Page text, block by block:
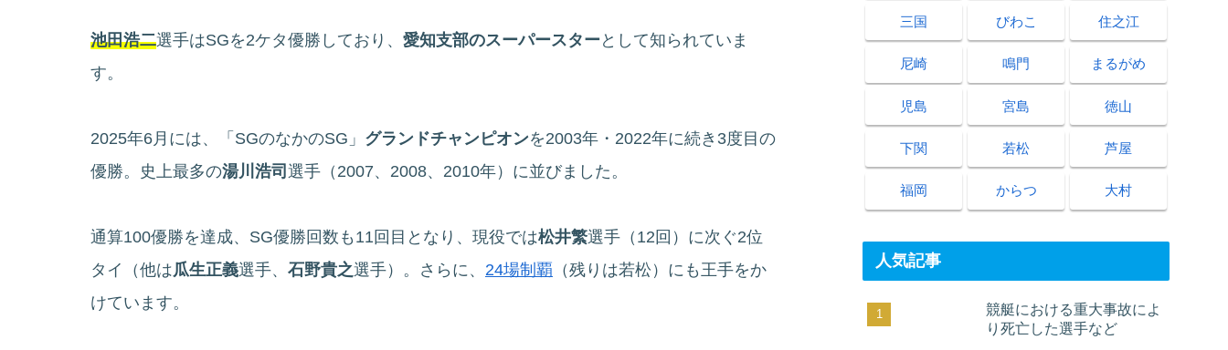
池田浩二選手はSGを2ケタ優勝しており、 愛知支部のスーパースターとして知られていま
す。
2025年6月には、「SGのなかのSG」 グランドチャンピオンを2003年・2022年に続き3度目の
優勝。史上最多の湯川浩司 選手（2007、2008、2010年）に並びました。
通算100優勝を達成、SG優勝回数も11回目となり、現役では松井繁選手（12回）に次ぐ2位
タイ（他は瓜生正義選手、 石野貴之選手）。さらに、 24場制覇 （残りは若松）にも王手をか
けています。
三国 びわこ 住之江
尼崎 鳴門 まるがめ
児島 宮島 徳山
下関 若松 芦屋
福岡 からつ 大村
人気記事
競艇における重大事故によ
り死亡した選手など